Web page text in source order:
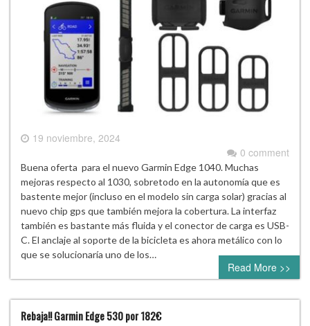
19 noviembre, 2024
0 comment
Buena oferta para el nuevo Garmin Edge 1040. Muchas
mejoras respecto al 1030, sobretodo en la autonomía que es
bastente mejor (incluso en el modelo sin carga solar) gracias al
nuevo chip gps que también mejora la cobertura. La interfaz
también es bastante más fluida y el conector de carga es USB-
C. El anclaje al soporte de la bicicleta es ahora metálico con lo
que se solucionaría uno de los…
Read More >>
Rebaja!! Garmin Edge 530 por 182€